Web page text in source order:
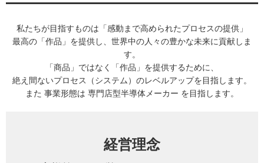
私たちが目指すものは「感動まで高められたプロセスの提供」
最高の「作品」を提供し、世界中の人々の豊かな未来に貢献しま
す。
「商品」ではなく「作品」を提供するために、
絶え間ないプロセス（システム）のレベルアップを目指します。
また 事業形態は 専門店型半導体メーカー を目指します。
経営理念